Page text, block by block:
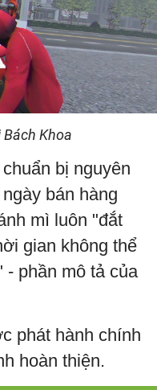
Khoa
bị nguyên
bán hàng
mì luôn "đắt
gian không thể
- phần mô tả của
phát hành chính
hoàn thiện.